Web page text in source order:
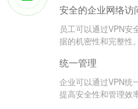
安全的企业网络访
员工可以通过VPN安
据的机密性和完整性。
统一管理
企业可以通过VPN统
提高安全性和管理效